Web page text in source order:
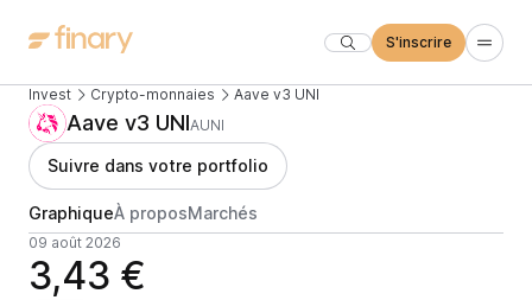
S'inscrire
Invest Crypto-monnaies Aave v3 UNI
Aave v3 UNIAUNI
Suivre dans votre portfolio
GraphiqueÀ proposMarchés
09 août 2026
3,43 €